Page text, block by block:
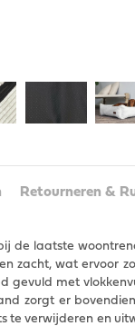
Retourneren &
de laatste
zacht, wat ervoor
gevuld met
zorgt er
te verwijderen en